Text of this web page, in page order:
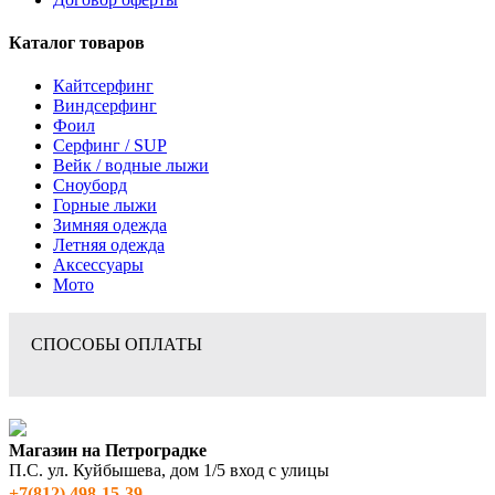
Каталог товаров
Кайтсерфинг
Виндсерфинг
Фоил
Серфинг / SUP
Вейк / водные лыжи
Сноуборд
Горные лыжи
Зимняя одежда
Летняя одежда
Аксессуары
Мото
СПОСОБЫ ОПЛАТЫ
Магазин на Петроградке
П.С. ул. Куйбышева, дом 1/5 вход с улицы